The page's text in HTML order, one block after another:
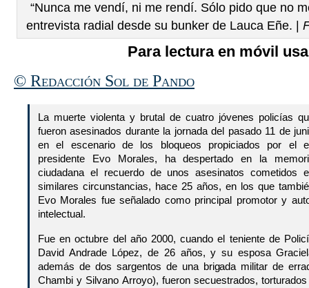
“Nunca me vendí, ni me rendí. Sólo pido que no
entrevista radial desde su bunker de Lauca Eñe. |
Para lectura en móvil
© Redacción Sol de Pando
La muerte violenta y brutal de cuatro jóvenes policías
fueron asesinados durante la jornada del pasado 11 de
en el escenario de los bloqueos propiciados por el
presidente Evo Morales, ha despertado en la
ciudadana el recuerdo de unos asesinatos cometidos
similares circunstancias, hace 25 años, en los que
Evo Morales fue señalado como principal promotor y
intelectual.
Fue en octubre del año 2000, cuando el teniente de
David Andrade López, de 26 años, y su esposa
además de dos sargentos de una brigada militar de
Chambi y Silvano Arroyo), fueron secuestrados,